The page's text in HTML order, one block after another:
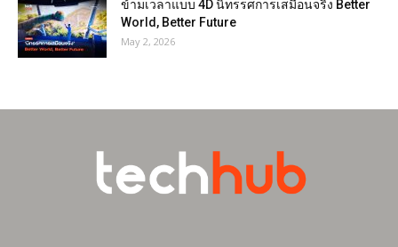
ข้ามเวลาแบบ 4D นิทรรศการเสมือนจริง Better
World, Better Future
May 2, 2026